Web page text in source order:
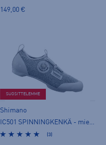
149,00 €
SUOSITTELEMME
Shimano
IC501 SPINNINGKENKÄ - miesten lukkokenkä
(3)